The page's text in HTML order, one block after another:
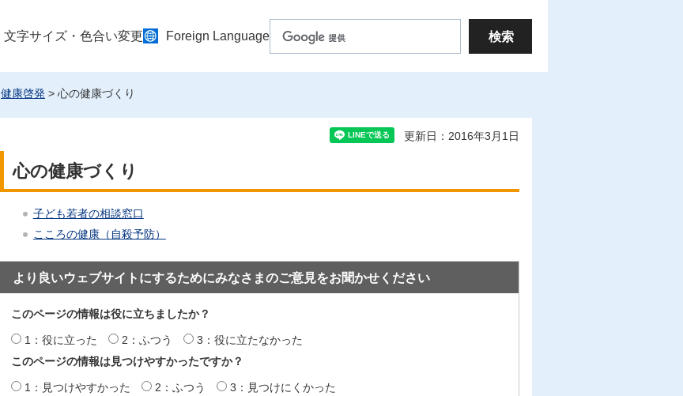
文字サイズ・色合い変更 Foreign Language
健康啓発 > 心の健康づくり
更新日：2016年3月1日
心の健康づくり
子ども若者の相談窓口
こころの健康（自殺予防）
より良いウェブサイトにするためにみなさまのご意見をお聞かせください
このページの情報は役に立ちましたか？
1：役に立った 2：ふつう
3：役に立たなかった
このページの情報は見つけやすかったですか？
1：見つけやすかった 2：ふつう 3：見つけにくかった